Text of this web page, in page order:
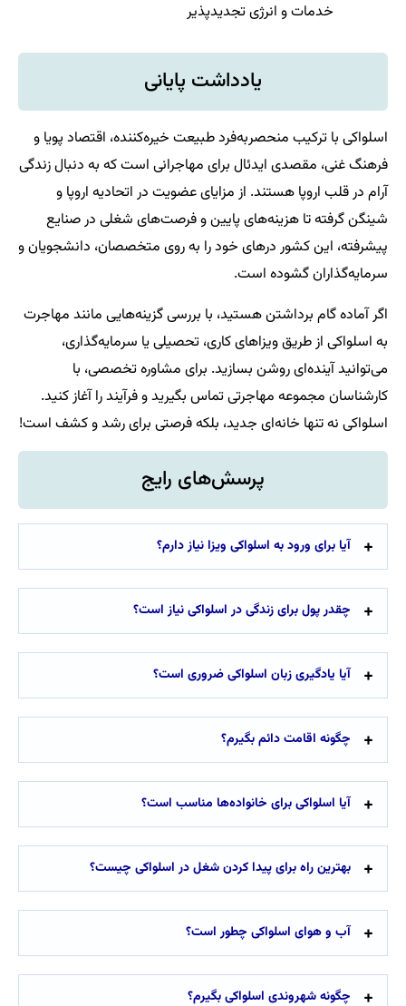
خدمات و انرژی تجدیدپذیر
یادداشت پایانی
اسلواکی با ترکیب منحصربه‌فرد طبیعت خیره‌کننده، اقتصاد پویا و
فرهنگ غنی، مقصدی ایدئال برای مهاجرانی است که به دنبال زندگی
آرام در قلب اروپا هستند. از مزایای عضویت در اتحادیه اروپا و
شینگن گرفته تا هزینه‌های پایین و فرصت‌های شغلی در صنایع
پیشرفته، این کشور درهای خود را به روی متخصصان، دانشجویان و
سرمایه‌گذاران گشوده است.
اگر آماده گام برداشتن هستید، با بررسی گزینه‌هایی مانند مهاجرت
به اسلواکی از طریق ویزاهای کاری، تحصیلی یا سرمایه‌گذاری،
می‌توانید آینده‌ای روشن بسازید. برای مشاوره تخصصی، با
کارشناسان مجموعه مهاجرتی تماس بگیرید و فرآیند را آغاز کنید.
اسلواکی نه تنها خانه‌ای جدید، بلکه فرصتی برای رشد و کشف است!
پرسش‌های رایج
آیا برای ورود به اسلواکی ویزا نیاز دارم؟
چقدر پول برای زندگی در اسلواکی نیاز است؟
آیا یادگیری زبان اسلواکی ضروری است؟
چگونه اقامت دائم بگیرم؟
آیا اسلواکی برای خانواده‌ها مناسب است؟
بهترین راه برای پیدا کردن شغل در اسلواکی چیست؟
آب و هوای اسلواکی چطور است؟
چگونه شهروندی اسلواکی بگیرم؟